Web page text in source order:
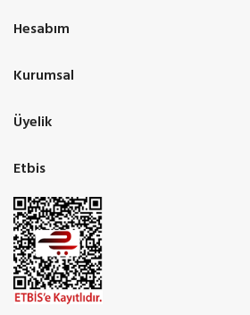
Hesabım
Kurumsal
Üyelik
Etbis